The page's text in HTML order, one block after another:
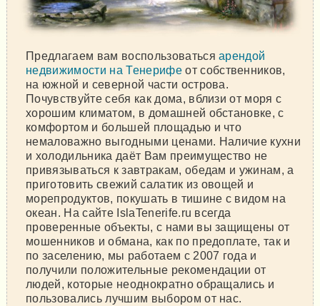
Предлагаем вам воспользоватьсяарендой
недвижимости на Тенерифеот собственников,
на южной и северной части острова.
Почувствуйте себя как дома, вблизи от моря с
хорошим климатом, в домашней обстановке, с
комфортом и большей площадью и что
немаловажно выгодными ценами. Наличие кухни
и холодильника даёт Вам преимущество не
привязываться к завтракам, обедам и ужинам, а
приготовить свежий салатик из овощей и
морепродуктов, покушать в тишине с видом на
океан. На сайте IslaTenerife.ru всегда
проверенные объекты, с нами вы защищены от
мошенников и обмана, как по предоплате, так и
по заселению, мы работаем с 2007 года и
получили положительные рекомендации от
людей, которые неоднократно обращались и
пользовались лучшим выбором от нас.